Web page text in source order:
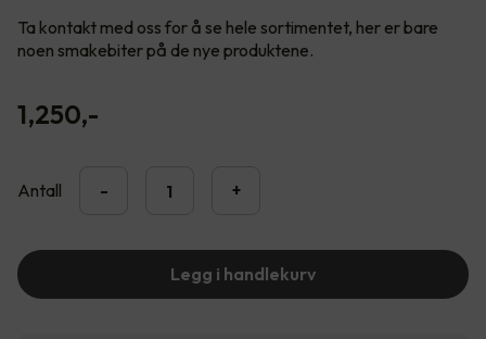
Ta kontakt med oss for å se hele sortimentet, her er bare
noen smakebiter på de nye produktene.
1,250,-
Antall - +
Legg i handlekurv